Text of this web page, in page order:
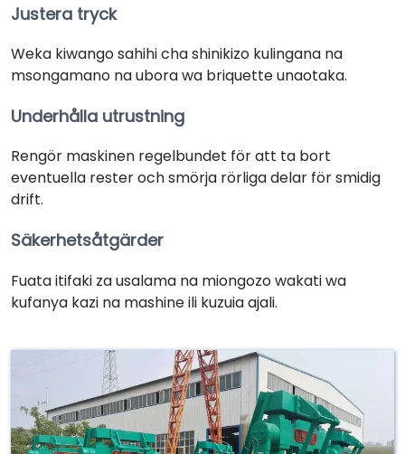
Justera tryck
Weka kiwango sahihi cha shinikizo kulingana na
msongamano na ubora wa briquette unaotaka.
Underhålla utrustning
Rengör maskinen regelbundet för att ta bort
eventuella rester och smörja rörliga delar för smidig
drift.
Säkerhetsåtgärder
Fuata itifaki za usalama na miongozo wakati wa
kufanya kazi na mashine ili kuzuia ajali.